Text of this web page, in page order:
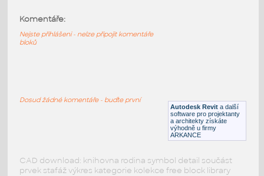
RFA Kamna, krby
Spojovací součástiAutodesk Revit a další
software pro projektanty
a architekty získáte
výhodně u firmy
ARKANCE
Komentáře:
Nejste přihlášeni - nelze připojit komentáře
bloků
Dosud žádné komentáře - buďte první
CAD download: knihovna rodina symbol detail součást
prvek stafáž výkres kategorie kolekce free block library